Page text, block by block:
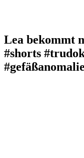
Lea bekommt
#shorts